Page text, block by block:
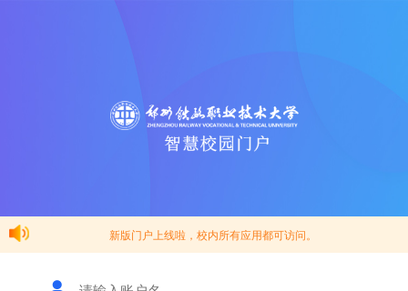
新版门户上线啦，校内所有应用都可访问。